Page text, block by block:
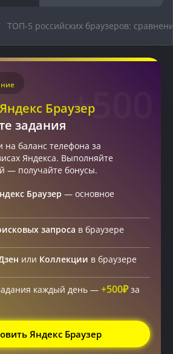
почтовые клиенты
ТОП-5 российских браузеров:
+500
Яндекс Браузер
задания
на баланс телефона за
Яндекса. Выполняйте
— получайте бонусы.
Браузер — основное
запроса в браузере
или Коллекции в браузере
каждый день — +500₽за
Яндекс Браузер